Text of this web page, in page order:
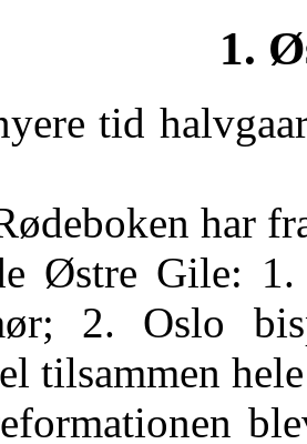
1.
tid
har
Østre Gile: 1.
2. Oslo
tilsammen
blev